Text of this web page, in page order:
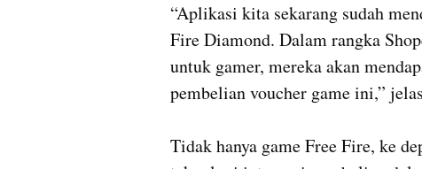
“Aplikasi kita sekarang sudah
Fire Diamond. Dalam rangka
untuk gamer, mereka akan
pembelian voucher game ini,”
Tidak hanya game Free Fire, ke